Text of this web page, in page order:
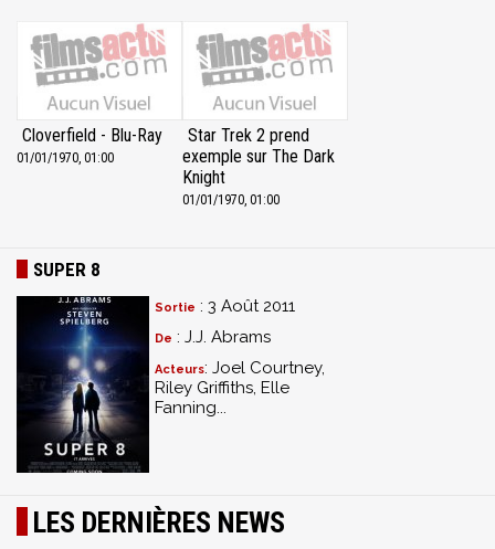
Cloverfield - Blu-Ray
01/01/1970, 01:00
Star Trek 2 prend
exemple sur The Dark
Knight
01/01/1970, 01:00
SUPER 8
Sortie : 3 Août 2011
De : J.J. Abrams
Acteurs: Joel Courtney,
Riley Griffiths, Elle
Fanning...
LES DERNIÈRES NEWS